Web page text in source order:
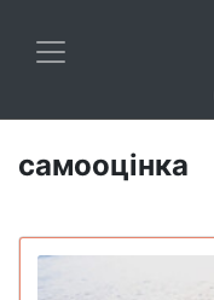
самооцінка